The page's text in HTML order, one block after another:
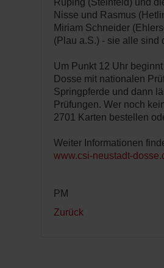
Rüping (Steinfeld) und
Nisse und Rasmus
Miriam Schneider
(Plau a.S.) - sie alle sind
Um Punkt 12 Uhr
Dosse mit nationalen
Springpferde und dann
Prüfungen. Wer noch
2701 Karten bestellen
Weiter Informationen
www.csi-neustadt-
PM
Zurück